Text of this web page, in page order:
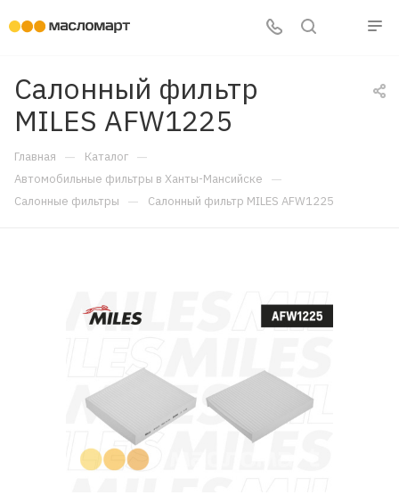
Салонный фильтр
MILES AFW1225
Главная — Каталог —
Автомобильные фильтры в Ханты-Мансийске —
Салонные фильтры — Салонный фильтр MILES AFW1225